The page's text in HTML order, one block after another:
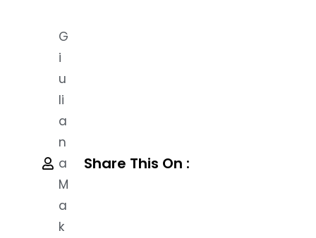
G
I
U
Li
A
N
A
M
A
K
Share This On :